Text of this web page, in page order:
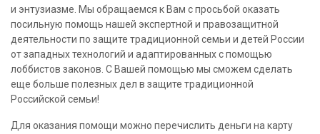
и энтузиазме. Мы обращаемся к Вам с просьбой оказать
посильную помощь нашей экспертной и правозащитной
деятельности по защите традиционной семьи и детей России
от западных технологий и адаптированных с помощью
лоббистов законов. С Вашей помощью мы сможем сделать
еще больше полезных дел в защите традиционной
Российской семьи!
Для оказания помощи можно перечислить деньги на карту